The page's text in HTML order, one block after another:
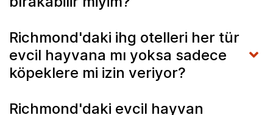
Richmond'daki ihg otelleri her tür
evcil hayvana mı yoksa sadece
köpeklere mi izin veriyor?
Richmond'daki evcil hayvan